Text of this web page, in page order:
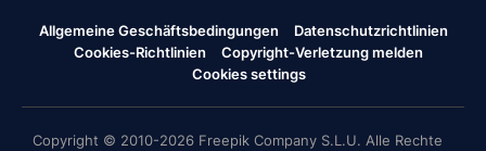
Allgemeine Geschäftsbedingungen
Datenschutzrichtlinien
Cookies-Richtlinien
Copyright-Verletzung melden
Cookies settings
Copyright © 2010-2026 Freepik Company S.L.U. Alle Rechte